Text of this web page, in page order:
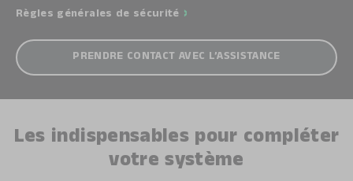
Règles générales de sécurité
PRENDRE CONTACT AVEC L’ASSISTANCE
Les indispensables pour compléter
votre système